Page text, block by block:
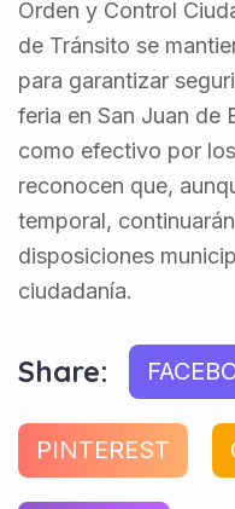
Orden y Control
de Tránsito se
para garantizar
feria en San Juan de
como efectivo por
reconocen que,
temporal,
disposiciones
ciudadanía.
Share:
PINTEREST